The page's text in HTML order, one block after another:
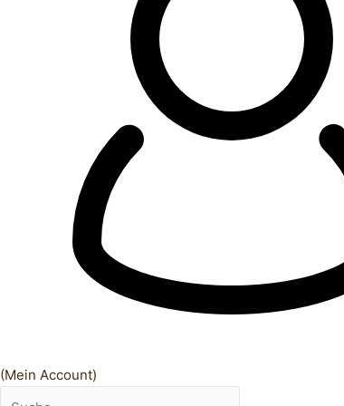
(Mein Account)